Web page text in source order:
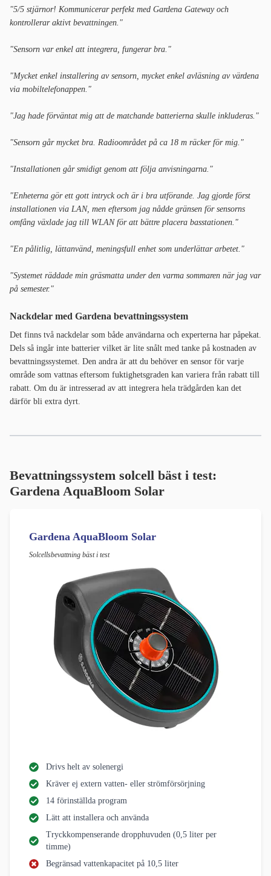
"5/5 stjärnor! Kommunicerar perfekt med Gardena Gateway och
kontrollerar aktivt bevattningen."
"Sensorn var enkel att integrera, fungerar bra."
"Mycket enkel installering av sensorn, mycket enkel avläsning av värdena
via mobiltelefonappen."
"Jag hade förväntat mig att de matchande batterierna skulle inkluderas."
"Sensorn går mycket bra. Radioområdet på ca 18 m räcker för mig."
"Installationen går smidigt genom att följa anvisningarna."
"Enheterna gör ett gott intryck och är i bra utförande. Jag gjorde först
installationen via LAN, men eftersom jag nådde gränsen för sensorns
omfång växlade jag till WLAN för att bättre placera basstationen."
"En pålitlig, lättanvänd, meningsfull enhet som underlättar arbetet."
"Systemet räddade min gräsmatta under den varma sommaren när jag var
på semester."
Nackdelar med Gardena bevattningssystem
Det finns två nackdelar som både användarna och experterna har påpekat.
Dels så ingår inte batterier vilket är lite snålt med tanke på kostnaden av
bevattningssystemet. Den andra är att du behöver en sensor för varje
område som vattnas eftersom fuktighetsgraden kan variera från rabatt till
rabatt. Om du är intresserad av att integrera hela trädgården kan det
därför bli extra dyrt.
Bevattningssystem solcell bäst i test:
Gardena AquaBloom Solar
Gardena AquaBloom Solar
Solcellsbevattning bäst i test
Drivs helt av solenergi
Kräver ej extern vatten- eller strömförsörjning
14 förinställda program
Lätt att installera och använda
Tryckkompenserande dropphuvuden (0,5 liter per
timme)
Begränsad vattenkapacitet på 10,5 liter